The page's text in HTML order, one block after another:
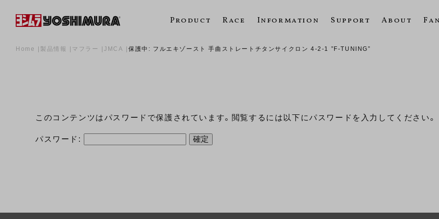
Product Race Information Support About
Home 製品情報 マフラー JMCA 保護中: フルエキゾースト 手曲ストレートチタンサイクロン 4-2-1 ”F-TUNING”
このコンテンツはパスワードで保護されています。閲覧するには以下にパスワードを入力してください。
パスワード: